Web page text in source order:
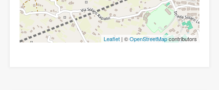
Leaflet | ©OpenStreetMapcontributors